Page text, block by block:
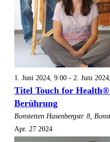
1. Juni 2024, 9:00- 2. Juni
Titel Touch for
Berührung
Bonstetten Hasenbergstr. 8,
Apr. 27 2024